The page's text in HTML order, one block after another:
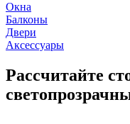
Окна
Балконы
Двери
Аксессуары
Рассчитайте